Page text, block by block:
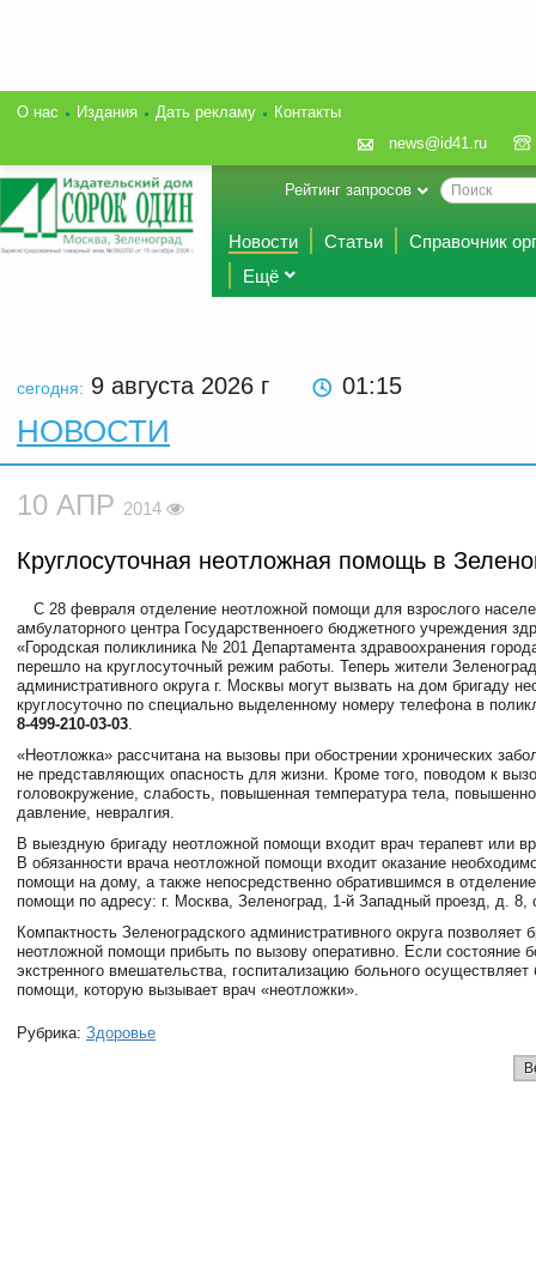
О нас Издания Дать рекламу
Контакты
news@id41.ru
Рейтинг запросов
Новости Статьи
Справочник
Ещё
сегодня: 9 августа 2026 г 01:15
НОВОСТИ
10 АПР 2014
Круглосуточная неотложная помощь в
С 28 февраля отделение неотложной помощи для взрослого
амбулаторного центра Государственноего бюджетного учреждения
«Городская поликлиника № 201 Департамента здравоохранения
перешло на круглосуточный режим работы. Теперь жители
административного округа г. Москвы могут вызвать на дом бригаду
круглосуточно по специально выделенному номеру телефона в
8-499-210-03-03
«Неотложка» рассчитана на вызовы при обострении хронических
не представляющих опасность для жизни. Кроме того, поводом к
головокружение, слабость, повышенная температура тела,
давление, невралгия.
В выездную бригаду неотложной помощи входит врач терапевт или
В обязанности врача неотложной помощи входит оказание
помощи на дому, а также непосредственно обратившимся в
помощи по адресу: г. Москва, Зеленоград, 1-й Западный проезд, д. 8,
Компактность Зеленоградского административного округа позволяет
неотложной помощи прибыть по вызову оперативно. Если состояние
экстренного вмешательства, госпитализацию больного осуществляет
помощи, которую вызывает врач «неотложки».
Рубрика: Здоровье